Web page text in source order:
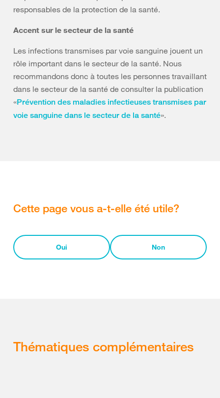
responsables de la protection de la santé.
Accent sur le secteur de la santé
Les infections transmises par voie sanguine jouent un
rôle important dans le secteur de la santé. Nous
recommandons donc à toutes les personnes travaillant
dans le secteur de la santé de consulter la publication
«Prévention des maladies infectieuses transmises par
voie sanguine dans le secteur de la santé».
Cette page vous a-t-elle été utile?
Oui Non
Thématiques complémentaires